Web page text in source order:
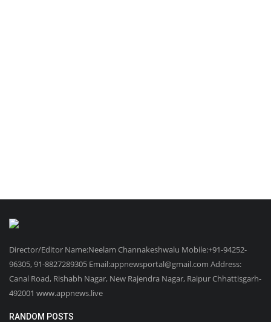
Director/Editor Name:Neelam Channakeshwalu Mobile:+91-94252-
96305, 91-8827289305 Email:appnewsportal@gmail.com Address:
Canal Road, Rishabh Nagar, New Rajendra Nagar, Raipur Chhattisgarh-
492001 www.appnews.live
RANDOM POSTS